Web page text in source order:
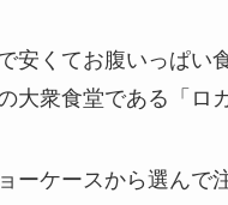
安くてお腹いっぱい
大衆食堂である「ロ
ーケースから選んで